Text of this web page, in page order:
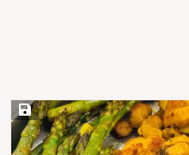
Save Recipe